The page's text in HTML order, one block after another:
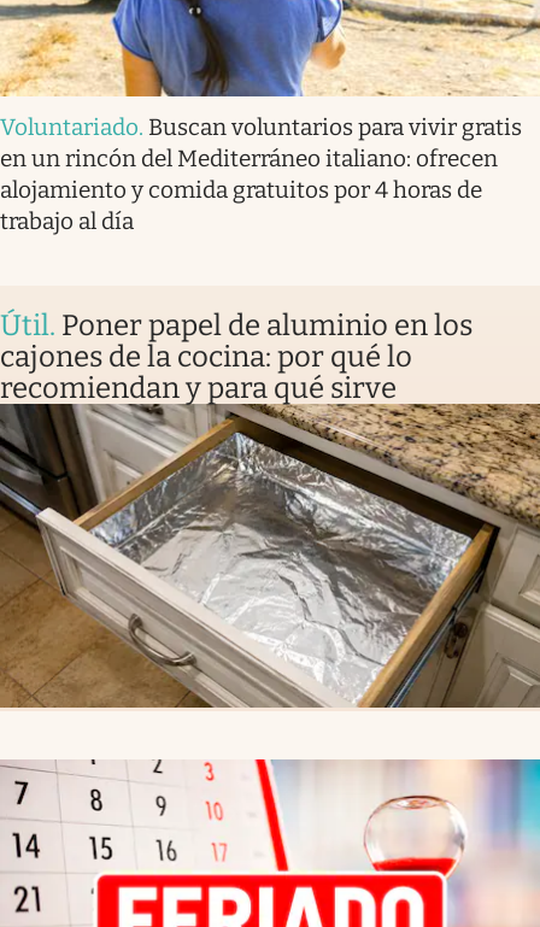
Voluntariado. Buscan voluntarios para vivir gratis
en un rincón del Mediterráneo italiano: ofrecen
alojamiento y comida gratuitos por 4 horas de
trabajo al día
Útil. Poner papel de aluminio en los
cajones de la cocina: por qué lo
recomiendan y para qué sirve